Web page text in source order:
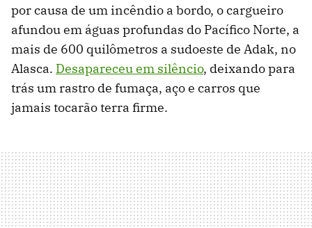
por causa de um incêndio a bordo, o cargueiro
afundou em águas profundas do Pacífico Norte, a
mais de 600 quilômetros a sudoeste de Adak, no
Alasca. Desapareceu em silêncio, deixando para
trás um rastro de fumaça, aço e carros que
jamais tocarão terra firme.